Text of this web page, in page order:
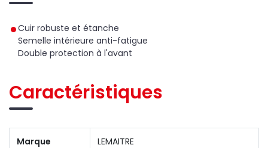
Cuir robuste et étanche
Semelle intérieure anti-fatigue
Double protection à l'avant
Caractéristiques
Marque LEMAITRE